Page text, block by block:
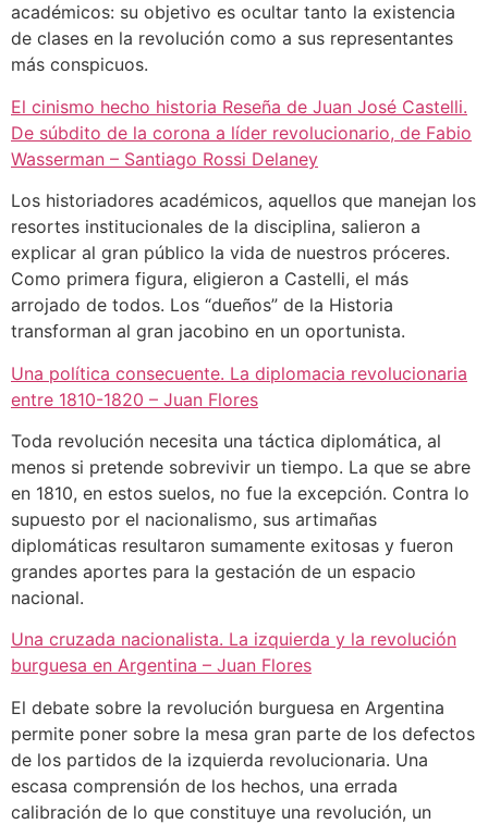
académicos: su objetivo es ocultar tanto la existencia
de clases en la revolución como a sus representantes
más conspicuos.
El cinismo hecho historia Reseña de Juan José Castelli.
De súbdito de la corona a líder revolucionario, de Fabio
Wasserman – Santiago Rossi Delaney
Los historiadores académicos, aquellos que manejan los
resortes institucionales de la disciplina, salieron a
explicar al gran público la vida de nuestros próceres.
Como primera figura, eligieron a Castelli, el más
arrojado de todos. Los “dueños” de la Historia
transforman al gran jacobino en un oportunista.
Una política consecuente. La diplomacia revolucionaria
entre 1810-1820 – Juan Flores
Toda revolución necesita una táctica diplomática, al
menos si pretende sobrevivir un tiempo. La que se abre
en 1810, en estos suelos, no fue la excepción. Contra lo
supuesto por el nacionalismo, sus artimañas
diplomáticas resultaron sumamente exitosas y fueron
grandes aportes para la gestación de un espacio
nacional.
Una cruzada nacionalista. La izquierda y la revolución
burguesa en Argentina – Juan Flores
El debate sobre la revolución burguesa en Argentina
permite poner sobre la mesa gran parte de los defectos
de los partidos de la izquierda revolucionaria. Una
escasa comprensión de los hechos, una errada
calibración de lo que constituye una revolución, un